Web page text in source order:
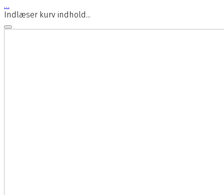
…
Indlæser kurv indhold...